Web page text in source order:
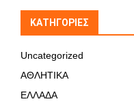
KΑΤΗΓΟΡΊΕΣ
Uncategorized
ΑΘΛΗΤΙΚΑ
ΕΛΛΑΔΑ